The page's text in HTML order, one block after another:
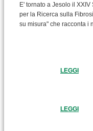
E' tornato a Jesolo il
per la Ricerca sulla
su misura" che racconta i
LEGGI
LEGGI